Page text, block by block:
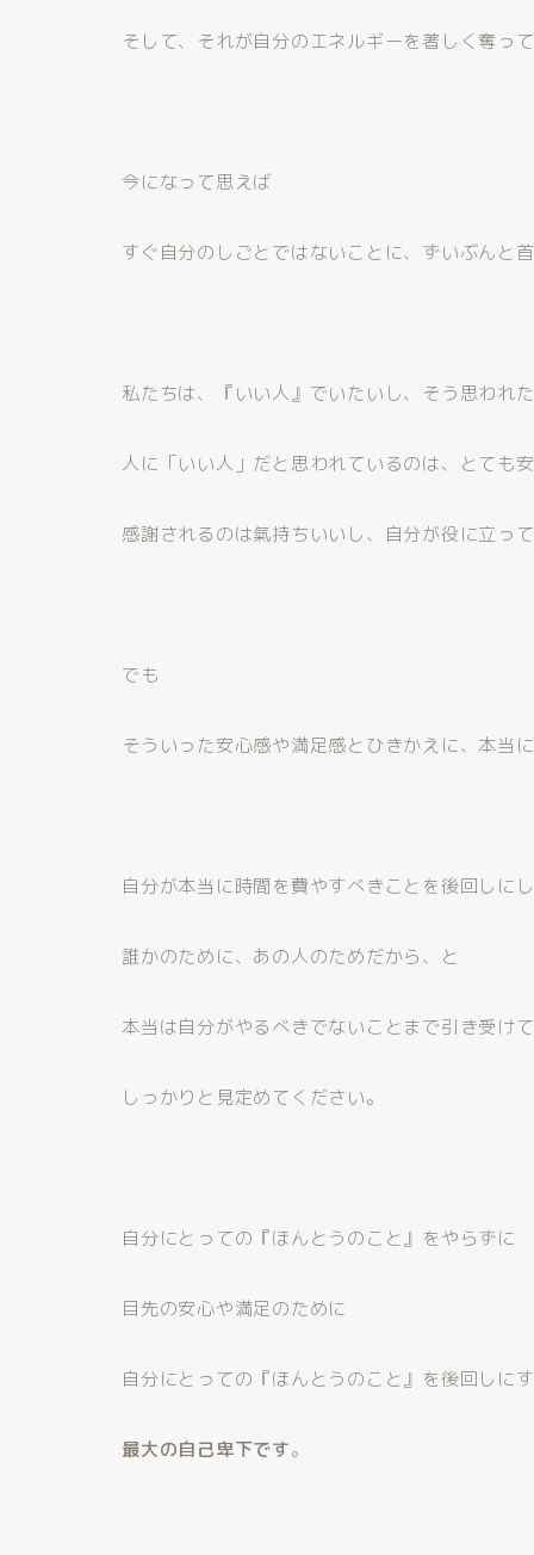
そして、それが自分のエネルギーを著しく奪って
今になって思えば
すぐ自分のしごとではないことに、ずいぶんと
私たちは、『いい人』でいたいし、そう思われた
人に「いい人」だと思われているのは、とても安
感謝されるのは氣持ちいいし、自分が役に立っ
でも
そういった安心感や満足感とひきかえに、本当
自分が本当に時間を費やすべきことを後回しに
誰かのために、あの人のためだから、と
本当は自分がやるべきでないことまで引き受け
しっかりと見定めてください。
自分にとっての『ほんとうのこと』をやらずに
目先の安心や満足のために
自分にとっての『ほんとうのこと』を後回しに
最大の自己卑下です。